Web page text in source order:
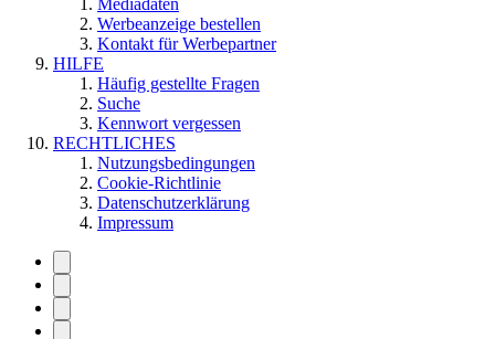
Werbeanzeige bestellen
Kontakt für Werbepartner
HILFE
Häufig gestellte Fragen
Suche
Kennwort vergessen
RECHTLICHES
Nutzungsbedingungen
Cookie-Richtlinie
Datenschutzerklärung
Impressum